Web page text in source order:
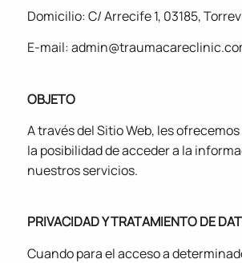
Domicilio: C/ Arrecife 1, 03185,
E-mail:
OBJETO
A través del Sitio Web, les
la posibilidad de acceder a la
nuestros servicios.
PRIVACIDAD Y TRATAMIENTO DE
Cuando para el acceso a